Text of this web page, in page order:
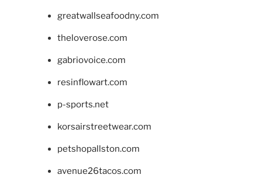
greatwallseafoodny.com
theloverose.com
gabriovoice.com
resinflowart.com
p-sports.net
korsairstreetwear.com
petshopallston.com
avenue26tacos.com